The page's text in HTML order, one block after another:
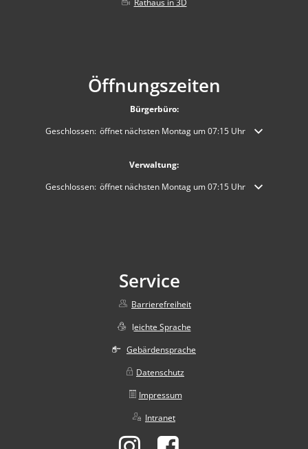
Öffnungszeiten
Bürgerbüro:
Klicken, um weitere Öffnungs- oder Schließzeiten auszublenden
Geschlossen: öffnet nächsten Montag um 07:15 Uhr
Verwaltung:
Klicken, um weitere Öffnungs- oder Schließzeiten auszublenden
Geschlossen: öffnet nächsten Montag um 07:15 Uhr
Service
Barrierefreiheit
leichte Sprache
Gebärdensprache
Datenschutz
Impressum
Intranet